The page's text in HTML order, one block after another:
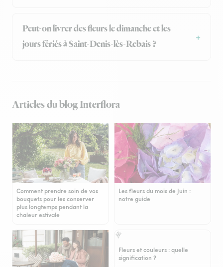
Peut-on livrer des fleurs le dimanche et les
jours fériés à Saint-Denis-lès-Rebais ?
Articles du blog Interflora
Comment prendre soin de vos
bouquets pour les conserver
plus longtemps pendant la
chaleur estivale
Les fleurs du mois de Juin :
notre guide
Fleurs et couleurs : quelle
signification ?